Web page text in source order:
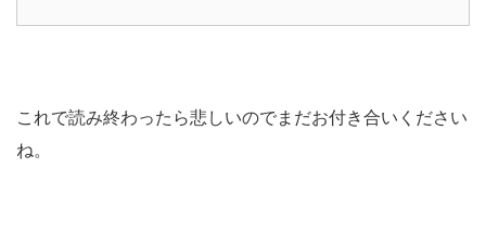
これで読み終わったら悲しいのでまだお付き合いください
ね。